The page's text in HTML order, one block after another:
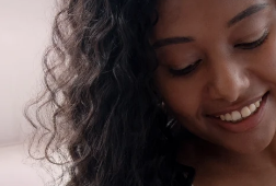
新品
FAQ™ Pure Beauty-Tech
BREAKING NEWS
語言
English Deutsch
Français
Italiano